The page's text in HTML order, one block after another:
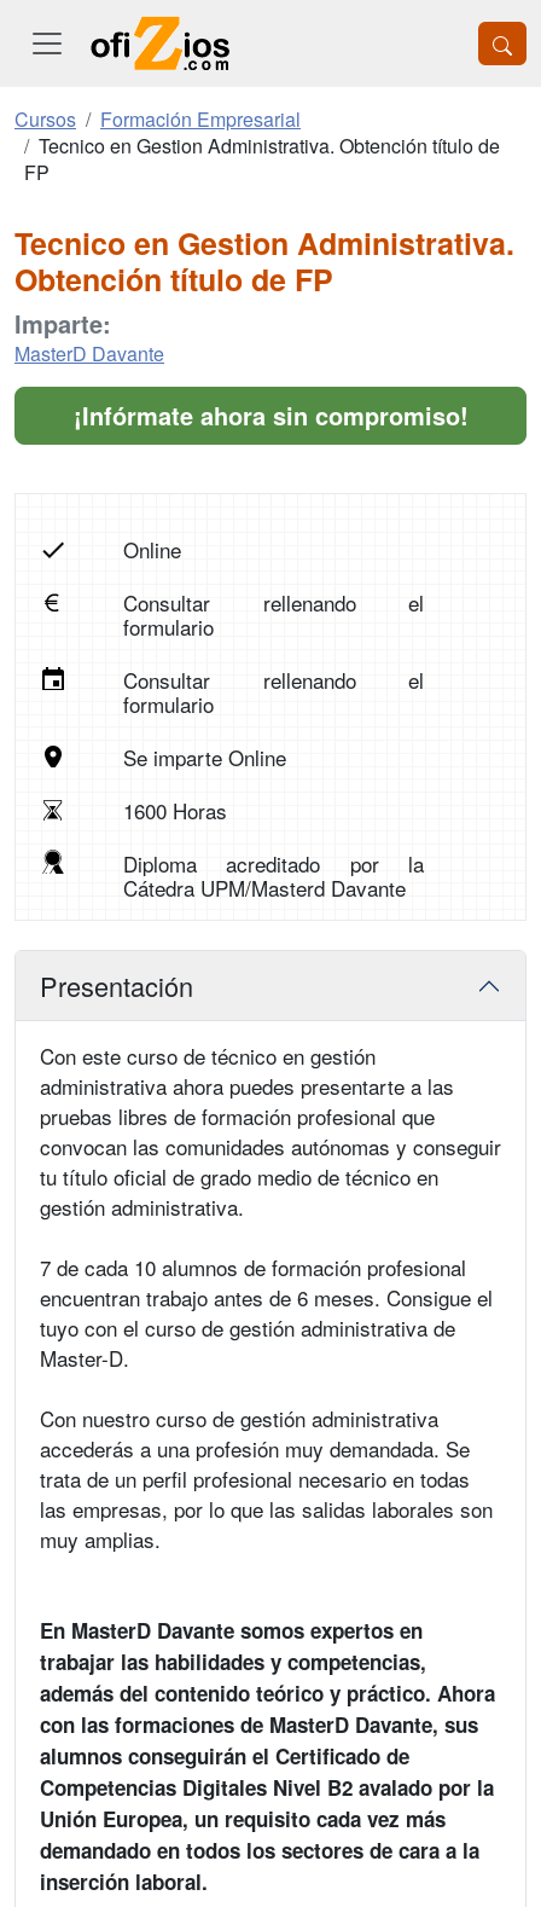
Cursos
Formación Empresarial
Tecnico en Gestion Administrativa. Obtención título de
FP
Tecnico en Gestion Administrativa.
Obtención título de FP
Imparte:
MasterD Davante
¡Infórmate ahora sin compromiso!
Online
Consultar rellenando el
formulario
Consultar rellenando el
formulario
Se imparte Online
1600 Horas
Diploma acreditado por la
Cátedra UPM/Masterd Davante
Presentación
Con este curso de técnico en gestión
administrativa ahora puedes presentarte a las
pruebas libres de formación profesional que
convocan las comunidades autónomas y conseguir
tu título oficial de grado medio de técnico en
gestión administrativa.
7 de cada 10 alumnos de formación profesional
encuentran trabajo antes de 6 meses. Consigue el
tuyo con el curso de gestión administrativa de
Master-D.
Con nuestro curso de gestión administrativa
accederás a una profesión muy demandada. Se
trata de un perfil profesional necesario en todas
las empresas, por lo que las salidas laborales son
muy amplias.
En MasterD Davante somos expertos en
trabajar las habilidades y competencias,
además del contenido teórico y práctico. Ahora
con las formaciones de MasterD Davante, sus
alumnos conseguirán el Certificado de
Competencias Digitales Nivel B2 avalado por la
Unión Europea, un requisito cada vez más
demandado en todos los sectores de cara a la
inserción laboral.